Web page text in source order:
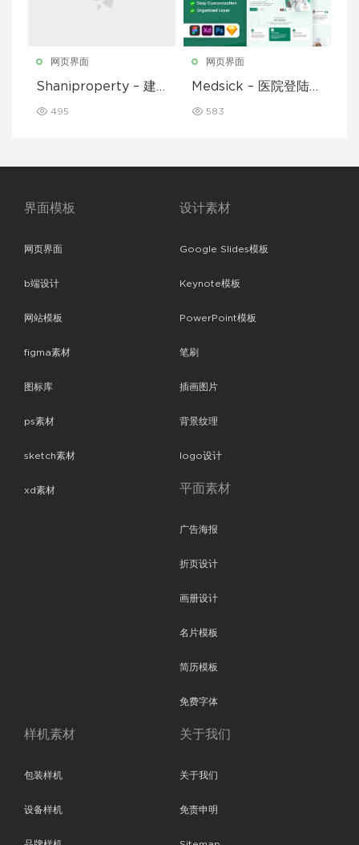
网页界面
Shaniproperty – 建
495
网页界面
Medsick – 医院登陆页
583
界面模板
网页界面
b端设计
网站模板
figma素材
图标库
ps素材
sketch素材
xd素材
设计素材
Google Slides模板
Keynote模板
PowerPoint模板
笔刷
插画图片
背景纹理
logo设计
平面素材
广告海报
折页设计
画册设计
名片模板
简历模板
免费字体
样机素材
包装样机
设备样机
关于我们
关于我们
免责申明